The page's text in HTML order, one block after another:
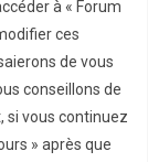
à « Forum
ces
de vous
conseillons de
si vous continuez
» après que